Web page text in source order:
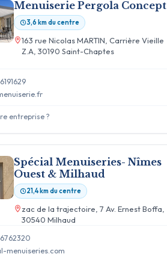
Menuiserie Pergola Concept
3,6 km du centre
163 rue Nicolas MARTIN, Carrière Vieille
Z.A, 30190 Saint-Chaptes
entreprise ?
Spécial Menuiseries- Nîmes
Ouest & Milhaud
21,4 km du centre
zac de la trajectoire, 7 Av. Ernest Boffa,
30540 Milhaud
menuiseries.com